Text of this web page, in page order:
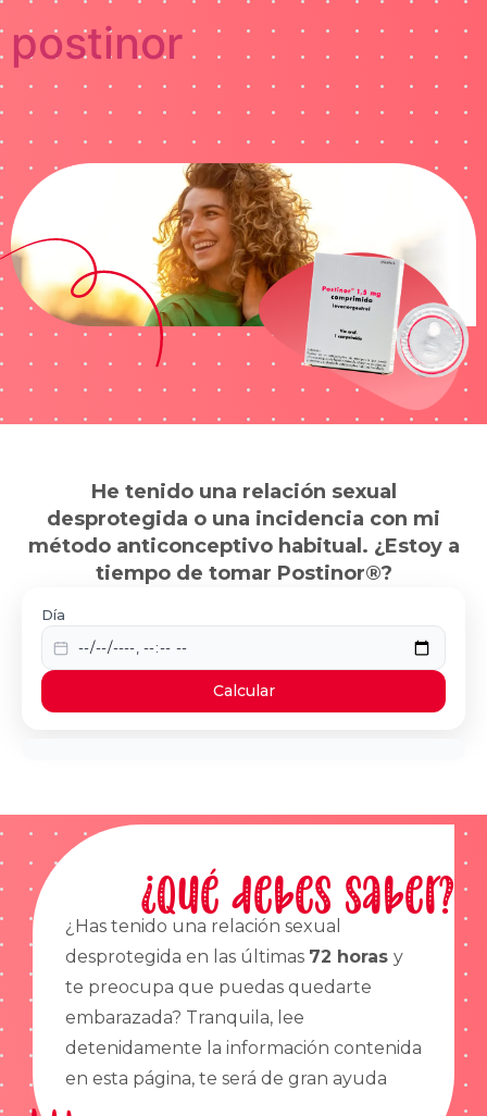
postinor
He tenido una relación sexual
desprotegida o una incidencia con mi
método anticonceptivo habitual. ¿Estoy a
tiempo de tomar Postinor®?
Día
Calcular
¿Qué debes saber?
¿Has tenido una relación sexual
desprotegida en las últimas 72 horas y
te preocupa que puedas quedarte
embarazada? Tranquila, lee
detenidamente la información contenida
en esta página, te será de gran ayuda